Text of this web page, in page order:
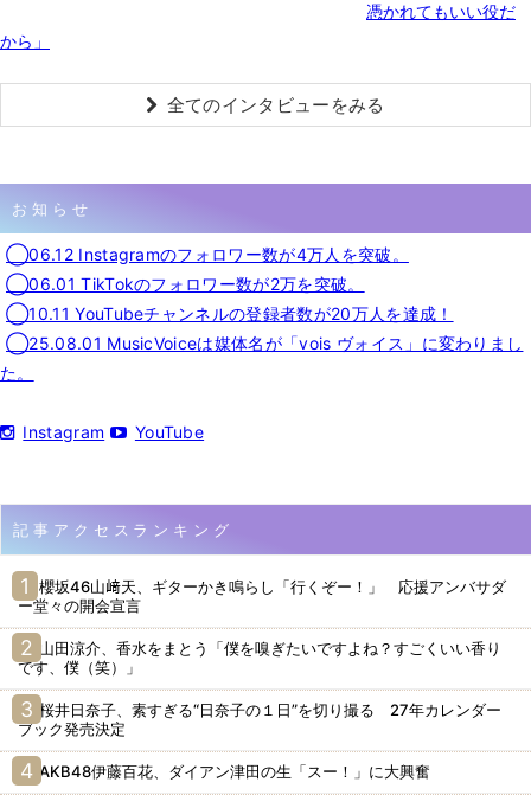
憑かれてもいい役だ
から」
全てのインタビューをみる
お知らせ
◯06.12 Instagramのフォロワー数が4万人を突破。
◯06.01 TikTokのフォロワー数が2万を突破。
◯10.11 YouTubeチャンネルの登録者数が20万人を達成！
◯25.08.01 MusicVoiceは媒体名が「vois ヴォイス」に変わりまし
た。
Instagram YouTube
記事アクセスランキング
櫻坂46山﨑天、ギターかき鳴らし「行くぞー！」 応援アンバサダ
ー堂々の開会宣言
山田涼介、香水をまとう「僕を嗅ぎたいですよね？すごくいい香り
です、僕（笑）」
桜井日奈子、素すぎる“日奈子の１日”を切り撮る 27年カレンダー
ブック発売決定
AKB48伊藤百花、ダイアン津田の生「スー！」に大興奮